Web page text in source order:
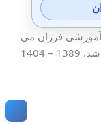
فرزان می
1389 – 1404